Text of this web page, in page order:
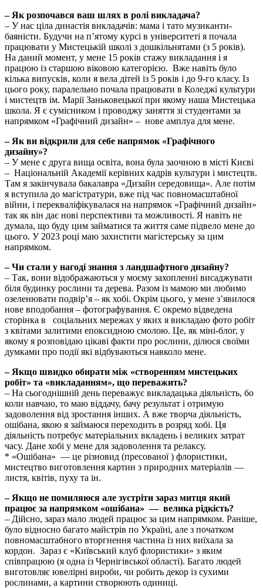
– Як розпочався ваш шлях в ролі викладача?
– У нас ціла династія викладачів: мама і тато музиканти-
баяністи. Будучи на п’ятому курсі в університеті я почала
працювати у Мистецькій школі з дошкільнятами (з 5 років).
На даний момент, у мене 15 років стажу викладання і я
працюю із старшою віковою категорією. Вже навіть було
кілька випусків, коли я вела дітей із 5 років і до 9-го класу. Із
цього року, паралельно почала працювати в Коледжі культури
і мистецтв ім. Марії Заньковецької при якому наша Мистецька
школа. Я є сумісником і проводжу заняття зі студентами за
напрямком «Графічний дизайн» – нове амплуа для мене.
– Як ви відкрили для себе напрямок «Графічного
дизайну»?
– У мене є друга вища освіта, вона була заочною в місті Києві
– Національній Академії керівних кадрів культури і мистецтв.
Там я закінчувала бакалавра «Дизайн середовища». Але потім
я вступила до магістратури, вже під час повномасштабної
війни, і перекваліфікувалася на напрямок «Графічний дизайн»
так як він дає нові перспективи та можливості. Я навіть не
думала, що буду цим займатися та життя саме підвело мене до
цього. У 2023 році маю захистити магістерську за цим
напрямком.
– Чи стали у нагоді знання з ландшафтного дизайну?
– Так, вони відображаються у моєму захопленні висаджувати
біля будинку рослини та дерева. Разом із мамою ми любимо
озеленювати подвір’я – як хобі. Окрім цього, у мене з’явилося
нове вподобання – фотографування. Є окремо відведена
сторінка в соціальних мережах у яких я викладаю фото робіт
з квітами залитими епоксидною смолою. Це, як міні-блог, у
якому я розповідаю цікаві факти про рослини, ділюся своїми
думками про події які відбуваються навколо мене.
– Якщо швидко обирати між «створенням мистецьких
робіт» та «викладанням», що переважить?
– На сьогоднішній день переважує викладацька діяльність, бо
коли навчаю, то маю віддачу, бачу результат і отримую
задоволення від зростання інших. А вже творча діяльність,
ошібана, якою я займаюся переходить в розряд хобі. Ця
діяльність потребує матеріальних вкладень і великих затрат
часу. Дане хобі у мене для задоволення та релаксу.
* «Ошібана» — це різновид (пресованої ) флористики,
мистецтво виготовлення картин з природних матеріалів —
листя, квітів, пуху та ін.
– Якщо не помиляюся але зустріти зараз митця який
працює за напрямком «ошібана» — велика рідкість?
– Дійсно, зараз мало людей працює за цим напрямком. Раніше,
було відносно багато майстрів по Україні, але з початком
повномасштабного вторгнення частина із них виїхала за
кордон. Зараз є «Київський клуб флористики» з яким
співпрацюю (я одна із Чернігівської області). Багато людей
виготовляє ювелірні вироби, чи робить декор із сухими
рослинами, а картини створюють одиниці.